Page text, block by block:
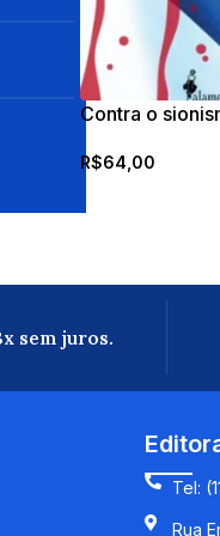
Contra o
R$64,00
sem juros.
Tel:
Rua